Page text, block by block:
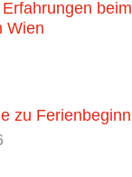
beim
Wien
zu Ferienbeginn